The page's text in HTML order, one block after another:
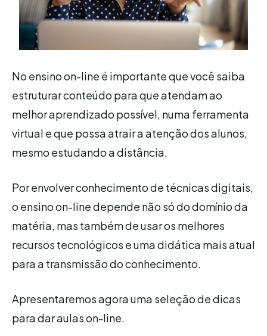
No ensino on-line é importante que você saiba
estruturar conteúdo para que atendam ao
melhor aprendizado possível, numa ferramenta
virtual e que possa atrair a atenção dos alunos,
mesmo estudando a distância.
Por envolver conhecimento de técnicas digitais,
o ensino on-line depende não só do domínio da
matéria, mas também de usar os melhores
recursos tecnológicos e uma didática mais atual
para a transmissão do conhecimento.
Apresentaremos agora uma seleção de dicas
para dar aulas on-line.